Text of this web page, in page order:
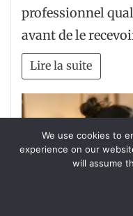
professionnel
avant de le
Lire la suite
We use cookies to
experience on our
will assume